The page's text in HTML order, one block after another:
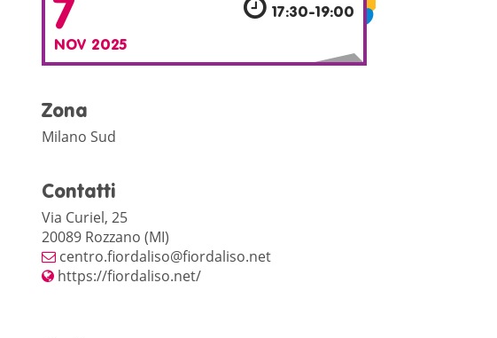
7
NOV 2025
17:30-19:00
Zona
Milano Sud
Contatti
Via Curiel, 25
20089 Rozzano (MI)
centro.fiordaliso@fiordaliso.net
https://fiordaliso.net/